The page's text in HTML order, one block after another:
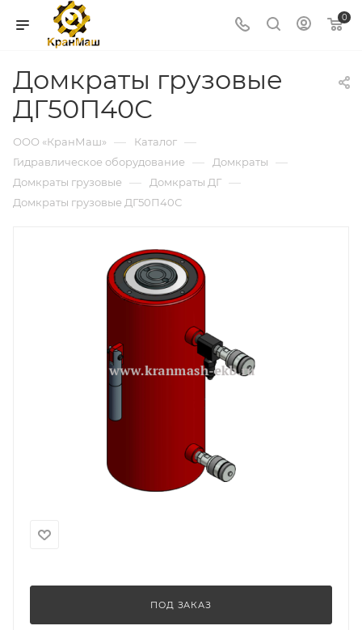
0
Домкраты грузовые
ДГ50П40С
ООО «КранМаш» — Каталог —
Гидравлическое оборудование — Домкраты —
Домкраты грузовые — Домкраты ДГ —
Домкраты грузовые ДГ50П40С
ПОД ЗАКАЗ